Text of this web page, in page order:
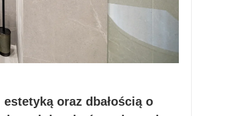
oraz dbałością o